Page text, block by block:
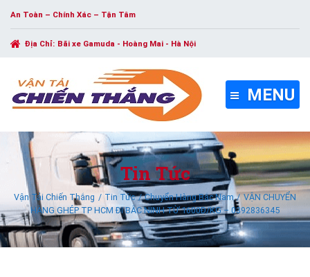
An Toàn – Chính Xác – Tận Tâm
Địa Chỉ: Bãi xe Gamuda - Hoàng Mai - Hà Nội
MENU
Tin Tức
Vận Tải Chiến Thắng Tin Tức Chuyển Hàng Bắc Nam
VẬN CHUYỂN
HÀNG GHÉP TP HCM ĐI BẮC NINH TỪ 1600Đ/KG – 0392836345